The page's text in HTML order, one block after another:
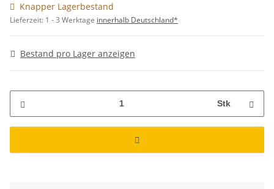
Knapper Lagerbestand
Lieferzeit: 1 - 3 Werktage innerhalb Deutschland*
Bestand pro Lager anzeigen
Stk